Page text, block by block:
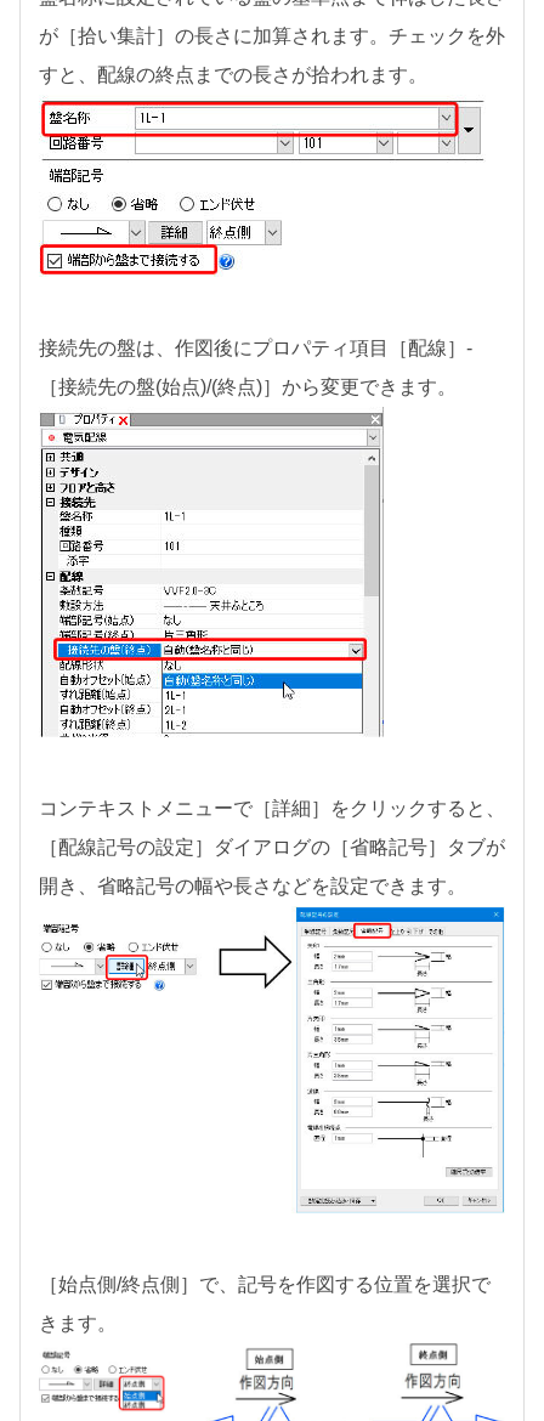
が［拾い集計］の長さに加算されます。チェックを外
すと、配線の終点までの長さが拾われます。
接続先の盤は、作図後にプロパティ項目［配線］-
［接続先の盤(始点)/(終点)］から変更できます。
コンテキストメニューで［詳細］をクリックすると、
［配線記号の設定］ダイアログの［省略記号］タブが
開き、省略記号の幅や長さなどを設定できます。
［始点側/終点側］で、記号を作図する位置を選択で
きます。